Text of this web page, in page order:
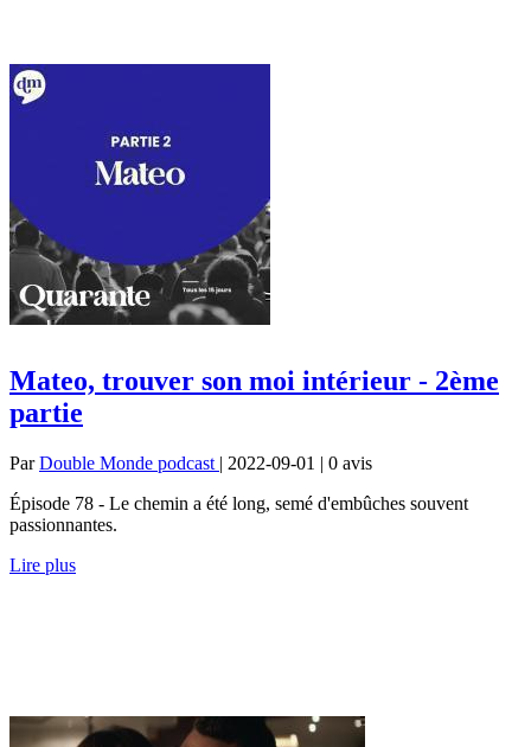
Mateo, trouver son moi intérieur - 2ème
partie
ParDouble Monde podcast | 2022-09-01 | 0 avis
Épisode 78 - Le chemin a été long, semé d'embûches souvent
passionnantes.
Lire plus